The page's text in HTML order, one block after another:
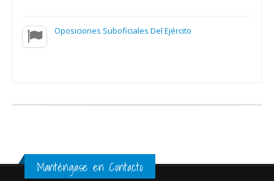
Oposiciones Suboficiales Del Ejército
Manténgase en Contacto